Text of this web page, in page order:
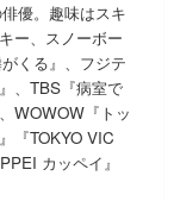
優。趣味はスキ
ー、スノーボー
くる』、フジテ
、TBS『病室で
WOWOW『トッ
『TOKYO VIC
カッペイ』